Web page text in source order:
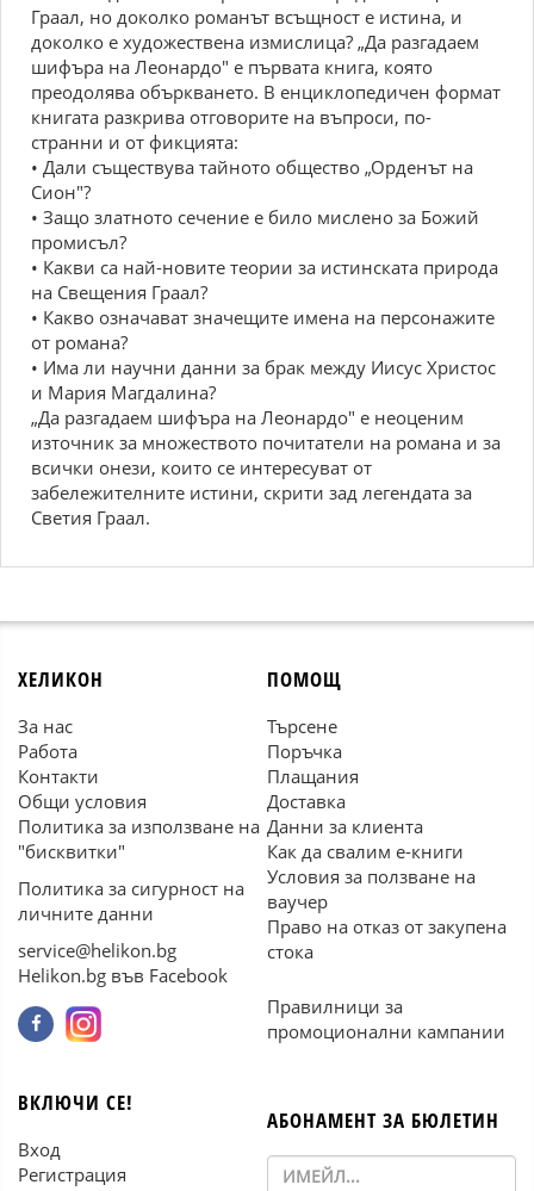
Граал, но доколко романът всъщност е истина, и
доколко е художествена измислица? „Да разгадаем
шифъра на Леонардо" е първата книга, която
преодолява объркването. В енциклопедичен формат
книгата разкрива отговорите на въпроси, по-
странни и от фикцията:
• Дали съществува тайното общество „Орденът на
Сион"?
• Защо златното сечение е било мислено за Божий
промисъл?
• Какви са най-новите теории за истинската природа
на Свещения Граал?
• Какво означават значещите имена на персонажите
от романа?
• Има ли научни данни за брак между Иисус Христос
и Мария Магдалина?
„Да разгадаем шифъра на Леонардо" е неоценим
източник за множеството почитатели на романа и за
всички онези, които се интересуват от
забележителните истини, скрити зад легендата за
Светия Граал.
ХЕЛИКОН
За нас
Работа
Контакти
Общи условия
Политика за използване на
"бисквитки"
Политика за сигурност на
личните данни
service@helikon.bg
Helikon.bg във Facebook
ПОМОЩ
Търсене
Поръчка
Плащания
Доставка
Данни за клиента
Как да свалим е-книги
Условия за ползване на
ваучер
Право на отказ от закупена
стока
Правилници за
промоционални кампании
ВКЛЮЧИ СЕ!
Вход
Регистрация
АБОНАМЕНТ ЗА БЮЛЕТИН